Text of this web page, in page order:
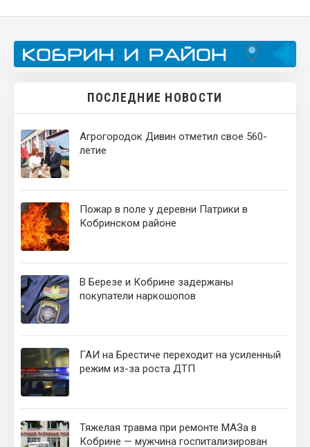
ПОСЛЕДНИЕ НОВОСТИ
Агрогородок Дивин отметил свое 560-
летие
Пожар в поле у деревни Патрики в
Кобринском районе
В Березе и Кобрине задержаны
покупатели наркошопов
ГАИ на Брестиче переходит на усиленный
режим из-за роста ДТП
Тяжелая травма при ремонте МАЗа в
Кобрине — мужчина госпитализирован